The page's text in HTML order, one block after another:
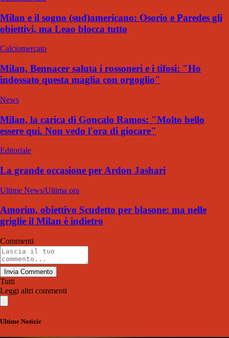
Milan e il sogno (sud)americano: Osorio e Paredes gli
obiettivi, ma Leao blocca tutto
Calciomercato
Milan, Bennacer saluta i rossoneri e i tifosi: "Ho
indossato questa maglia con orgoglio"
News
Milan, la carica di Goncalo Ramos: "Molto bello
essere qui. Non vedo l'ora di giocare"
Editoriale
La grande occasione per Ardon Jashari
Ultime News/Ultima ora
Amorim, obiettivo Scudetto per blasone: ma nelle
griglie il Milan è indietro
Commenti
Invia Commento
Tutti
Leggi altri commenti
Ultime Notizie